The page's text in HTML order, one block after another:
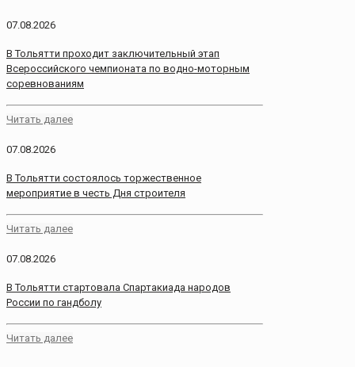
07.08.2026
В Тольятти проходит заключительный этап
Всероссийского чемпионата по водно-моторным
соревнованиям
Читать далее
07.08.2026
В Тольятти состоялось торжественное
мероприятие в честь Дня строителя
Читать далее
07.08.2026
В Тольятти стартовала Спартакиада народов
России по гандболу
Читать далее